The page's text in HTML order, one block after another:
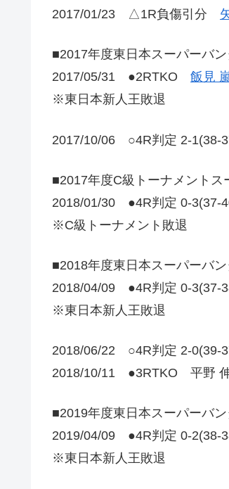
2017/01/23 △1R負傷引分
■2017年度東日本スーパーバ
2017/05/31 ●2RTKO 飯見
※東日本新人王敗退
2017/10/06 ○4R判定 2-1(38-
■2017年度C級トーナメントス
2018/01/30 ●4R判定 0-3(37-
※C級トーナメント敗退
■2018年度東日本スーパーバ
2018/04/09 ●4R判定 0-3(37-
※東日本新人王敗退
2018/06/22 ○4R判定 2-0(39-
2018/10/11 ●3RTKO 平野
■2019年度東日本スーパーバ
2019/04/09 ●4R判定 0-2(38-
※東日本新人王敗退